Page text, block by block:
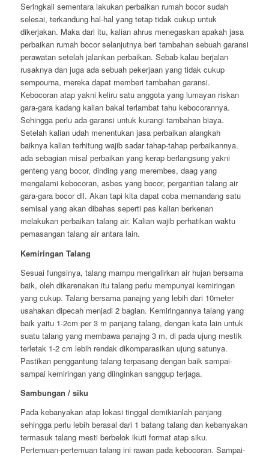
Seringkali sementara lakukan perbaikan rumah bocor sudah
selesai, terkandung hal-hal yang tetap tidak cukup untuk
dikerjakan. Maka dari itu, kalian ahrus menegaskan apakah jasa
perbaikan rumah bocor selanjutnya beri tambahan sebuah garansi
perawatan setelah jalankan perbaikan. Sebab kalau berjalan
rusaknya dan juga ada sebuah pekerjaan yang tidak cukup
sempourna, mereka dapat memberi tambahan garansi.
Kebocoran atap yakni keliru satu anggota yang lumayan riskan
gara-gara kadang kalian bakal terlambat tahu kebocorannya.
Sehingga perlu ada garansi untuk kurangi tambahan biaya.
Setelah kalian udah menentukan jasa perbaikan alangkah
baiknya kalian terhitung wajib sadar tahap-tahap perbaikannya.
ada sebagian misal perbaikan yang kerap berlangsung yakni
genteng yang bocor, dinding yang merembes, daag yang
mengalami kebocoran, asbes yang bocor, pergantian talang air
gara-gara bocor dll. Akan tapi kita dapat coba memandang satu
semisal yang akan dibahas seperti pas kalian berkenan
melakukan perbaikan talang air. Kalian wajib perhatikan waktu
pemasangan talang air antara lain.
Kemiringan Talang
Sesuai fungsinya, talang mampu mengalirkan air hujan bersama
baik, oleh dikarenakan itu talang perlu mempunyai kemiringan
yang cukup. Talang bersama panajng yang lebih dari 10meter
usahakan dipecah menjadi 2 bagian. Kemiringannya talang yang
baik yaitu 1-2cm per 3 m panjang talang, dengan kata lain untuk
suatu talang yang membawa panajng 3 m, di pada ujung mestik
terletak 1-2 cm lebih rendak dikomparasikan ujung satunya.
Pastikan penggantung talang terpasang dengan baik sampai-
sampai kemiringan yang diinginkan sanggup terjaga.
Sambungan / siku
Pada kebanyakan atap lokasi tinggal demikianlah panjang
sehingga perlu lebih berasal dari 1 batang talang dan kebanyakan
termasuk talang mesti berbelok ikuti format atap siku.
Pertemuan-pertemuan talang ini rawan pada kebocoran. Sampai-